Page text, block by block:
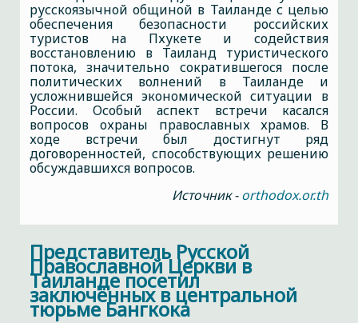
русскоязычной общиной в Таиланде с целью
обеспечения безопасности российских
туристов на Пхукете и содействия
восстановлению в Таиланд туристического
потока, значительно сократившегося после
политических волнений в Таиланде и
усложнившейся экономической ситуации в
России. Особый аспект встречи касался
вопросов охраны православных храмов. В
ходе встречи был достигнут ряд
договоренностей, способствующих решению
обсуждавшихся вопросов.
Источник -orthodox.or.th
Представитель Русской
Православной Церкви в
Таиланде посетил
заключённых в центральной
тюрьме Бангкока